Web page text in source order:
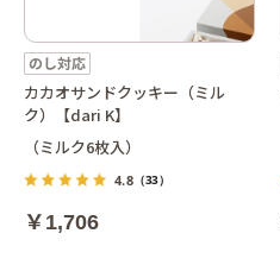
カカオサンドクッキー（ミル
ク）【dari K】
（ミルク6枚入）
4.8 （33）
￥1,706